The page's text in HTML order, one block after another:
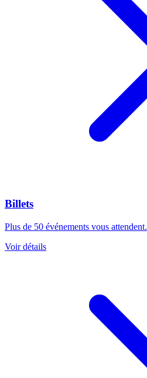
Billets
Plus de 50 événements vous attendent.
Voir détails